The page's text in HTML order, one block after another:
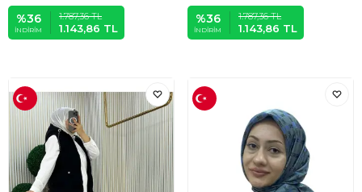
%36
İNDIRIM
1.787,36TL
1.143,86 TL
%36
İNDIRIM
1.787,36TL
1.143,86 TL